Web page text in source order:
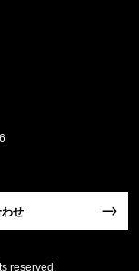
せ
reserved.